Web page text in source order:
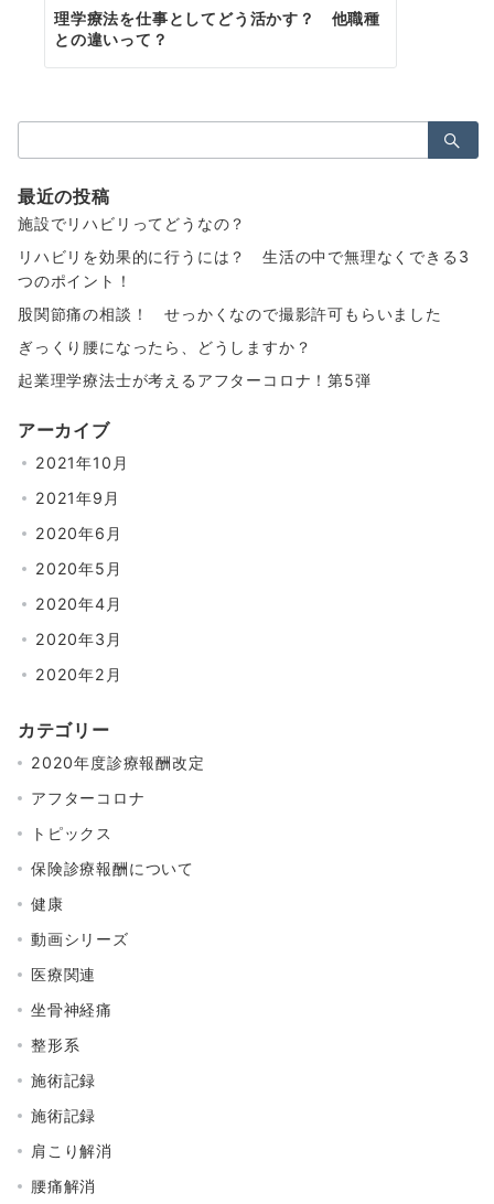
理学療法を仕事としてどう活かす？ 他職種
との違いって？
索：
最近の投稿
施設でリハビリってどうなの？
リハビリを効果的に行うには？ 生活の中で無理なくできる3
つのポイント！
股関節痛の相談！ せっかくなので撮影許可もらいました
ぎっくり腰になったら、どうしますか？
起業理学療法士が考えるアフターコロナ！第5弾
アーカイブ
2021年10月
2021年9月
2020年6月
2020年5月
2020年4月
2020年3月
2020年2月
カテゴリー
2020年度診療報酬改定
アフターコロナ
トピックス
保険診療報酬について
健康
動画シリーズ
医療関連
坐骨神経痛
整形系
施術記録
施術記録
肩こり解消
腰痛解消